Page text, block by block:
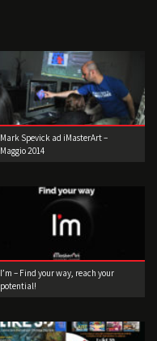
Mark Spevick ad iMasterArt –
Maggio 2014
I’m – Find your way, reach your
potential!